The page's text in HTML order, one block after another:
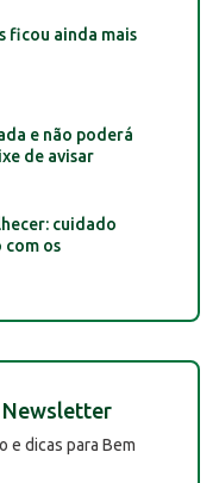
ficou ainda mais
e não poderá
de avisar
cuidado
os
Newsletter
e dicas para Bem